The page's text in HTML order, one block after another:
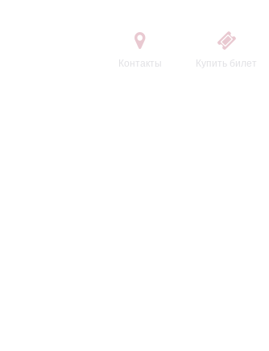
Контакты Купить билет